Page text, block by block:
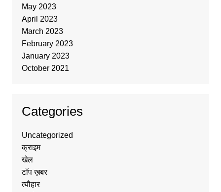
May 2023
April 2023
March 2023
February 2023
January 2023
October 2021
Categories
Uncategorized
क्राइम
खेल
टॉप ख़बर
त्यौहार